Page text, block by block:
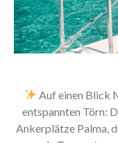
Auf einen Blick
entspannten Törn:
Ankerplätze Palma,